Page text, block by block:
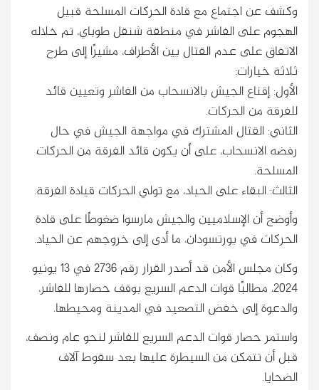
وكشف عن اجتماع مع قادة الحركات المسلحة قبيل
الهجوم على الفاشر في منطقة شنقل طوباي، تم خلاله
الاتفاق على عدم القتال بين الأطراف، مشيرًا إلى طرح
ثلاثة خيارات:
الأول: إقناع الجيش بالانسحاب من الفاشر وتعيين قائد
للفرقة من الحركات.
الثاني: القتال المشترك في مواجهة الجيش في حال
رفضه الانسحاب، على أن يكون قائد الفرقة من الحركات
المسلحة.
الثالث: البقاء على الحياد، مع تولي الحركات قيادة الفرقة.
وأوضح أن الإسلاميين والجيش مارسوا ضغوطًا على قادة
الحركات في بورتسودان، ما أدى إلى خروجهم عن الحياد.
وكان مجلس الأمن قد أصدر القرار رقم 2736 في 13 يونيو
2024، مطالبًا قوات الدعم السريع بوقف حصارها للفاشر،
والدعوة إلى خفض التصعيد في المدينة ومحيطها.
واستمر حصار قوات الدعم السريع للفاشر لنحو عام ونصف،
قبل أن تتمكن من السيطرة عليها بعد سقوط آلاف
الضحايا.